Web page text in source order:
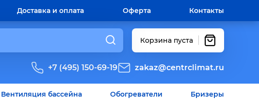
Доставка и оплата Оферта Контакты
Корзина пуста
+7 (495) 150-69-19 zakaz@centrclimat.ru
Вентиляция бассейна Обогреватели Бризеры